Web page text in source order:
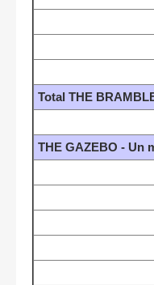
Total THE
THE GAZEBO - Un